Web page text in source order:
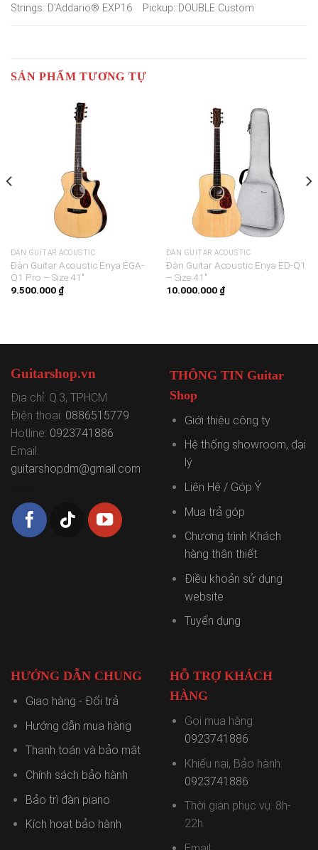
Strings: D’Addario® EXP16 Pickup: DOUBLE Custom
SẢN PHẨM TƯƠNG TỰ
ĐÀN GUITAR ACOUSTIC
Đàn Guitar Acoustic Enya EGA-
Q1 Pro – Size 41″
9.500.000 ₫
ĐÀN GUITAR ACOUSTIC
Đàn Guitar Acoustic Enya ED-Q1
– Size 41″
10.000.000 ₫
Guitarshop.vn
Địa chỉ: Q.3, TPHCM
Điện thoại: 0886515779
Hotline: 0923741886
Email:
guitarshopdm@gmail.com
THÔNG TIN Guitar
Shop
Giới thiệu công ty
Hệ thống showroom, đại
lý
Liên Hệ / Góp Ý
Mua trả góp
Chương trình Khách
hàng thân thiết
Điều khoản sử dụng
website
Tuyển dụng
HƯỚNG DẪN CHUNG
Giao hàng - Đổi trả
Hướng dẫn mua hàng
Thanh toán và bảo mật
Chính sách bảo hành
Bảo trì đàn piano
Kích hoạt bảo hành
HỖ TRỢ KHÁCH
HÀNG
Gọi mua hàng:
0923741886
Khiếu nại, Bảo hành:
0923741886
Thời gian phục vụ: 8h-
22h